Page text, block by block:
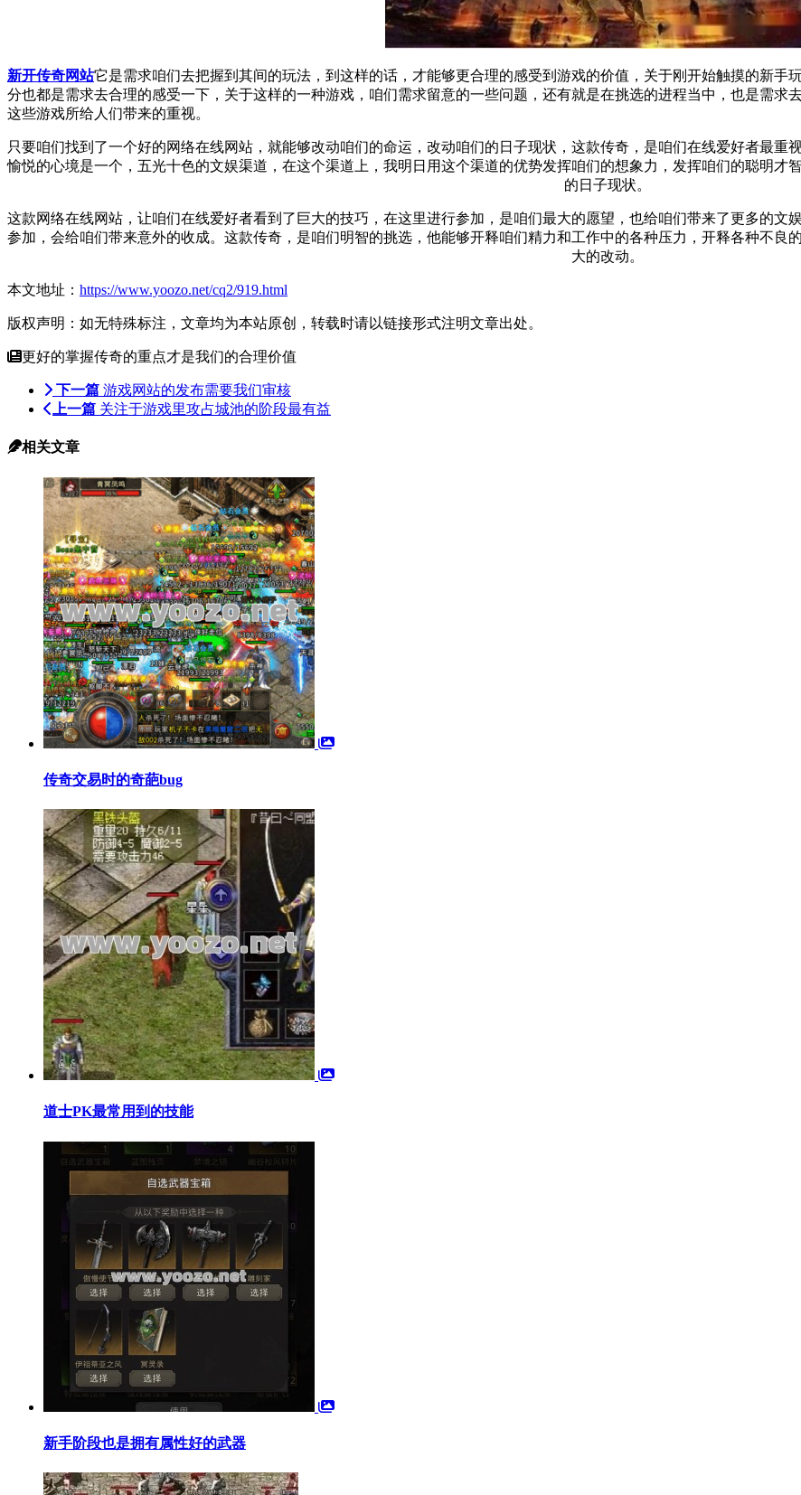
新开传奇网站它是需求咱们去把握到其间的玩法，到这样的话，才能够更合理的感受到游戏的价值，关于刚开始触摸的新手
分也都是需求去合理的感受一下，关于这样的一种游戏，咱们需求留意的一些问题，还有就是在挑选的进程当中，也是需求
这些游戏所给人们带来的重视。
只要咱们找到了一个好的网络在线网站，就能够改动咱们的命运，改动咱们的日子现状，这款传奇，是咱们在线爱好者最
愉悦的心境是一个，五光十色的文娱渠道，在这个渠道上，我明日用这个渠道的优势发挥咱们的想象力，发挥咱们的聪明才
的日子现状。
这款网络在线网站，让咱们在线爱好者看到了巨大的技巧，在这里进行参加，是咱们最大的愿望，也给咱们带来了更多的文
参加，会给咱们带来意外的收成。这款传奇，是咱们明智的挑选，他能够开释咱们精力和工作中的各种压力，开释各种不良
大的改动。
本文地址： https://www.yoozo.net/cq2/919.html
版权声明：如无特殊标注，文章均为本站原创，转载时请以链接形式注明文章出处。
更好的掌握传奇的重点才是我们的合理价值
下一篇 游戏网站的发布需要我们审核
上一篇 关注于游戏里攻占城池的阶段最有益
相关文章
传奇交易时的奇葩bug
道士PK最常用到的技能
新手阶段也是拥有属性好的武器